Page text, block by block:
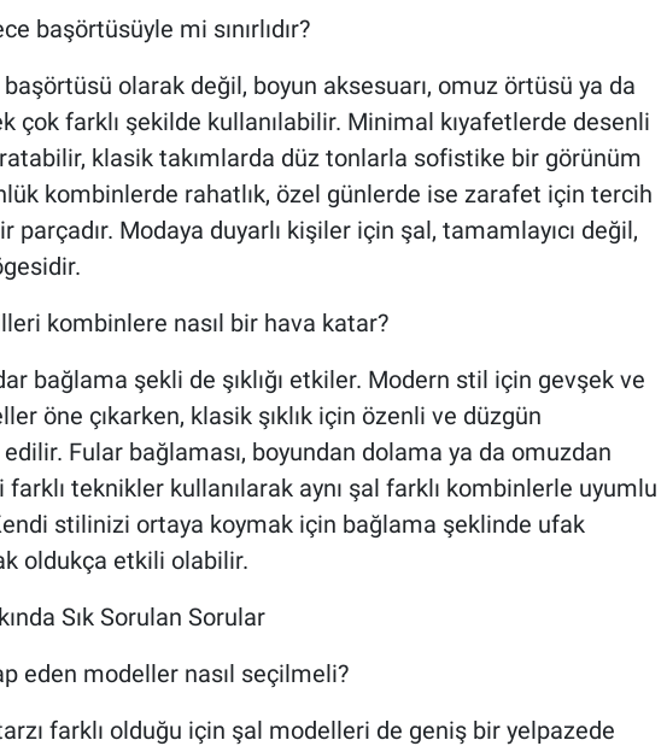
başörtüsüyle mi sınırlıdır?
başörtüsü olarak değil, boyun aksesuarı, omuz örtüsü ya da
çok farklı şekilde kullanılabilir. Minimal kıyafetlerde desenli
klasik takımlarda düz tonlarla sofistike bir görünüm
kombinlerde rahatlık, özel günlerde ise zarafet için tercih
parçadır. Modaya duyarlı kişiler için şal, tamamlayıcı değil,
kombinlere nasıl bir hava katar?
bağlama şekli de şıklığı etkiler. Modern stil için gevşek ve
öne çıkarken, klasik şıklık için özenli ve düzgün
Fular bağlaması, boyundan dolama ya da omuzdan
farklı teknikler kullanılarak aynı şal farklı kombinlerle uyumlu
stilinizi ortaya koymak için bağlama şeklinde ufak
oldukça etkili olabilir.
Sık Sorulan Sorular
eden modeller nasıl seçilmeli?
farklı olduğu için şal modelleri de geniş bir yelpazede